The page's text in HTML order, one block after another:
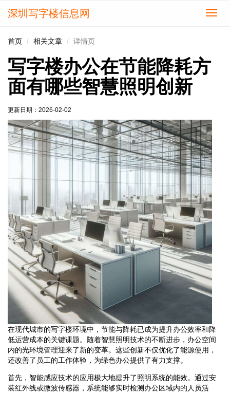
切
深圳写字楼信息网
首页 相关文章 详情页
写字楼办公在节能降耗方
面有哪些智慧照明创新
更新日期： 2026-02-02
在现代城市的写字楼环境中，节能与降耗已成为提升办公效率和降
低运营成本的关键课题。随着智慧照明技术的不断进步，办公空间
内的光环境管理迎来了新的变革。这些创新不仅优化了能源使用，
还改善了员工的工作体验，为绿色办公提供了有力支撑。
首先，智能感应技术的应用极大地提升了照明系统的能效。通过安
装红外线或微波传感器，系统能够实时检测办公区域内的人员活